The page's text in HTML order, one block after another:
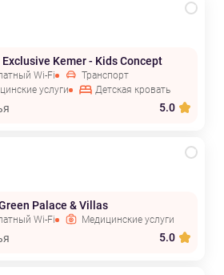
Kemer - Kids Concept
Wi-Fi
Транспорт
услуги
Детская кровать
5.0
Palace & Villas
Wi-Fi Медицинские услуги
5.0